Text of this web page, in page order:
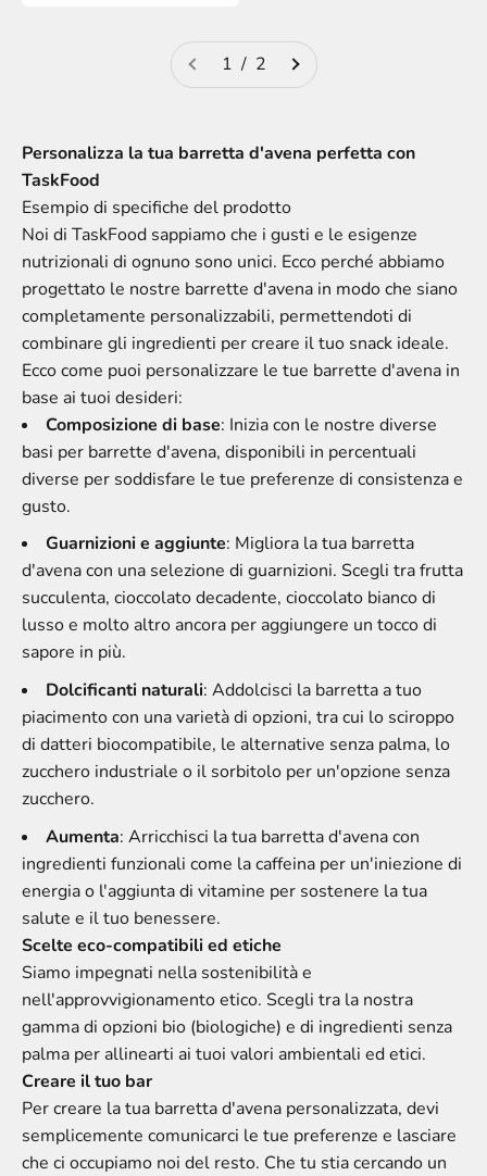
1 / 2
Personalizza la tua barretta d'avena perfetta con
TaskFood
Esempio di specifiche del prodotto
Noi di TaskFood sappiamo che i gusti e le esigenze
nutrizionali di ognuno sono unici. Ecco perché abbiamo
progettato le nostre barrette d'avena in modo che siano
completamente personalizzabili, permettendoti di
combinare gli ingredienti per creare il tuo snack ideale.
Ecco come puoi personalizzare le tue barrette d'avena in
base ai tuoi desideri:
Composizione di base: Inizia con le nostre diverse
basi per barrette d'avena, disponibili in percentuali
diverse per soddisfare le tue preferenze di consistenza e
gusto.
Guarnizioni e aggiunte: Migliora la tua barretta
d'avena con una selezione di guarnizioni. Scegli tra frutta
succulenta, cioccolato decadente, cioccolato bianco di
lusso e molto altro ancora per aggiungere un tocco di
sapore in più.
Dolcificanti naturali: Addolcisci la barretta a tuo
piacimento con una varietà di opzioni, tra cui lo sciroppo
di datteri biocompatibile, le alternative senza palma, lo
zucchero industriale o il sorbitolo per un'opzione senza
zucchero.
Aumenta: Arricchisci la tua barretta d'avena con
ingredienti funzionali come la caffeina per un'iniezione di
energia o l'aggiunta di vitamine per sostenere la tua
salute e il tuo benessere.
Scelte eco-compatibili ed etiche
Siamo impegnati nella sostenibilità e
nell'approvvigionamento etico. Scegli tra la nostra
gamma di opzioni bio (biologiche) e di ingredienti senza
palma per allinearti ai tuoi valori ambientali ed etici.
Creare il tuo bar
Per creare la tua barretta d'avena personalizzata, devi
semplicemente comunicarci le tue preferenze e lasciare
che ci occupiamo noi del resto. Che tu stia cercando un